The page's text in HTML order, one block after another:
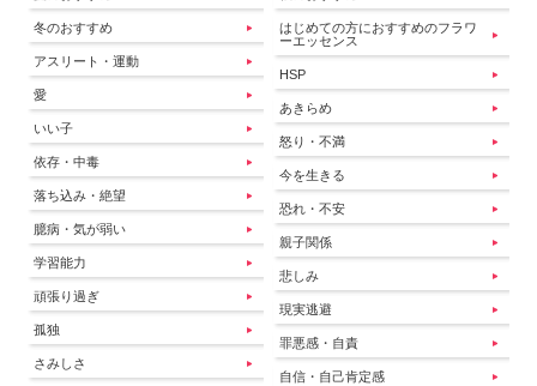
冬のおすすめ
アスリート・運動
愛
いい子
依存・中毒
落ち込み・絶望
臆病・気が弱い
学習能力
頑張り過ぎ
孤独
さみしさ
はじめての方におすすめのフラワ
ーエッセンス
HSP
あきらめ
怒り・不満
今を生きる
恐れ・不安
親子関係
悲しみ
現実逃避
罪悪感・自責
自信・自己肯定感